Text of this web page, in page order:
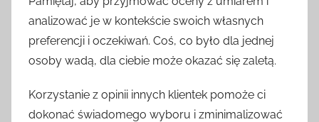
analizować je w kontekście swoich własnych
preferencji i oczekiwań. Coś, co było dla jednej
osoby wadą, dla ciebie może okazać się zaletą.
Korzystanie z opinii innych klientek pomoże ci
dokonać świadomego wyboru i zminimalizować